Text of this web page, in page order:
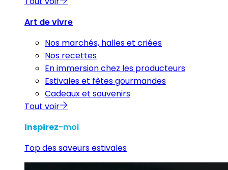
Art de vivre
Nos marchés, halles et criées
Nos recettes
En immersion chez les producteurs
Estivales et fêtes gourmandes
Cadeaux et souvenirs
Tout voir
Inspirez-moi
Top des saveurs estivales